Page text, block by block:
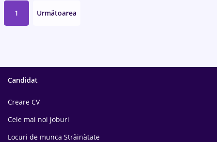
1 Următoarea
Candidat
Creare CV
Cele mai noi joburi
Locuri de munca Străinătate